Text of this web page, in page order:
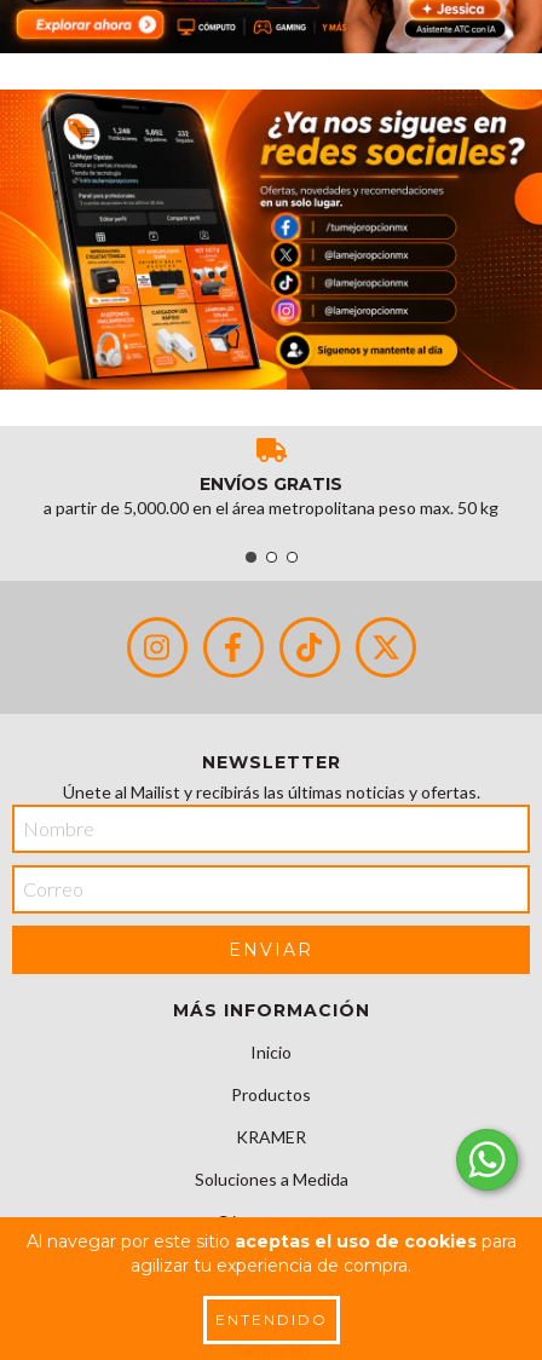
Al navegar por este sitio aceptas el uso de cookiespara
agilizar tu experiencia de compra.
ENTENDIDO
ENVÍOS GRATIS
a partir de 5,000.00 en el área metropolitana peso max. 50 kg
NEWSLETTER
Únete al Mailist y recibirás las últimas noticias y ofertas.
MÁS INFORMACIÓN
Inicio
Productos
KRAMER
Soluciones a Medida
Cómo comprar
Depósitos
Contacto
Campañas